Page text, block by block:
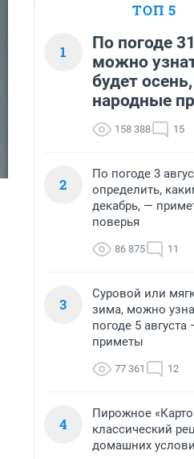
ТОП 5
1
По погоде
можно
будет
народные
158 388 15
2
По погоде 3
определить,
декабрь, —
поверья
86 875 11
3
Суровой или
зима, можно
погоде 5
приметы
77 361 12
4
Пирожное
классический
домашних